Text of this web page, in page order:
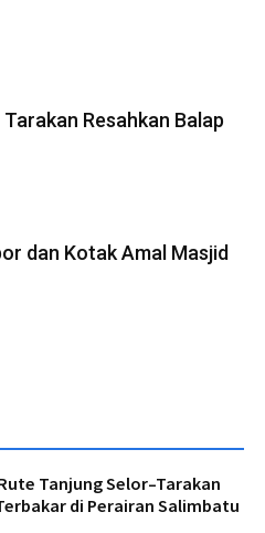
Resahkan Balap
dan Kotak Amal Masjid
Tanjung Selor–Tarakan
di Perairan Salimbatu